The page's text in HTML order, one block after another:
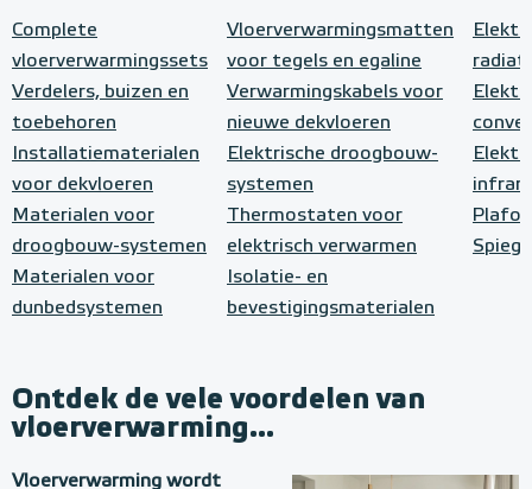
Complete
vloerverwarmingssets
Verdelers, buizen en
toebehoren
Installatiematerialen
voor dekvloeren
Materialen voor
droogbouw-systemen
Materialen voor
dunbedsystemen
Vloerverwarmingsmatten
voor tegels en egaline
Verwarmingskabels voor
nieuwe dekvloeren
Elektrische droogbouw-
systemen
Thermostaten voor
elektrisch verwarmen
Isolatie- en
bevestigingsmaterialen
Ontdek de vele voordelen van
vloerverwarming...
Vloerverwarming wordt